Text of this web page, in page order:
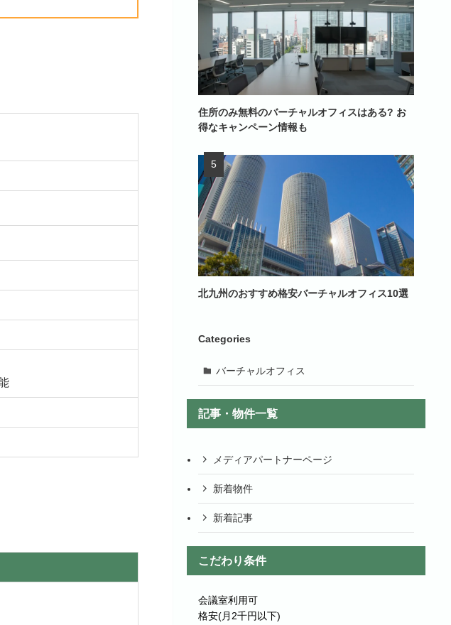
住所のみ無料のバーチャルオフィスはある? お
得なキャンペーン情報も
北九州のおすすめ格安バーチャルオフィス10選
Categories
バーチャルオフィス
記事・物件一覧
メディアパートナーページ
新着物件
新着記事
こだわり条件
会議室利用可
格安(月2千円以下)